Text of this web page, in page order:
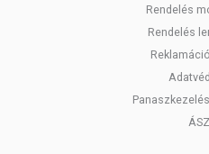
Rendelés
Rendelés